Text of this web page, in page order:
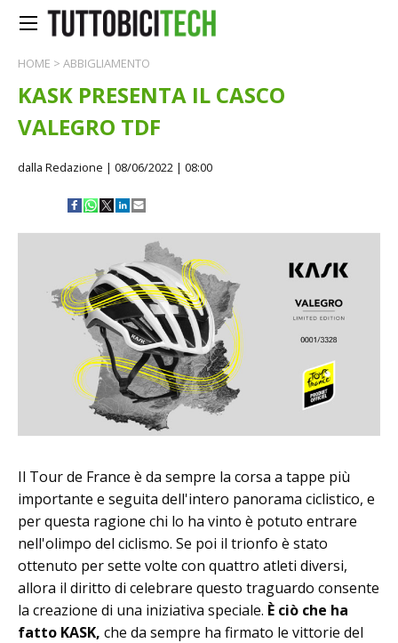
HOME > ABBIGLIAMENTO
KASK PRESENTA IL CASCO
VALEGRO TDF
dalla Redazione | 08/06/2022 | 08:00
Il Tour de France è da sempre la corsa a tappe più
importante e seguita dell'intero panorama ciclistico, e
per questa ragione chi lo ha vinto è potuto entrare
nell'olimpo del ciclismo. Se poi il trionfo è stato
ottenuto per sette volte con quattro atleti diversi,
allora il diritto di celebrare questo traguardo consente
la creazione di una iniziativa speciale. È ciò che ha
fatto KASK, che da sempre ha firmato le vittorie del